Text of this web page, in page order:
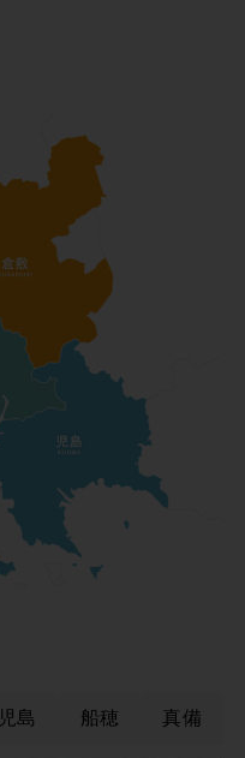
児島 船穂 真備